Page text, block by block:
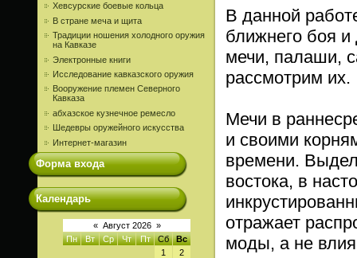
Хевсурские боевые кольца
В стране меча и щита
Традиции ношения холодного оружия
на Кавказе
Электронные книги
Исследование кавказского оружия
Вооружение племен Северного
Кавказа
абхазское кузнечное ремесло
Шедевры оружейного искусства
Интернет-магазин
Форма входа
Календарь
« Август 2026 »
Пн
Вт Ср Чт Пт Сб
Вс
1
2
В данной
ближнего боя и
мечи, палаши,
рассмотрим их.
Мечи в
и своими
времени.
востока, в
отражает
моды, а не